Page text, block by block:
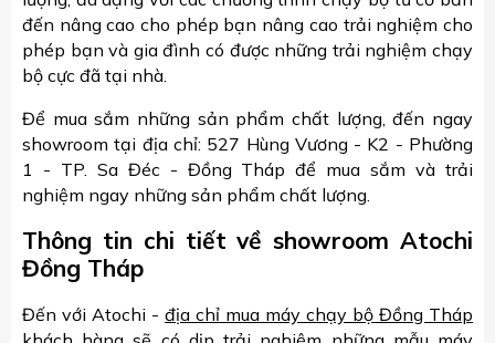
đến nâng cao cho phép bạn nâng cao trải nghiệm cho
phép bạn và gia đình có được những trải nghiệm chạy
bộ cực đã tại nhà.
Để mua sắm những sản phẩm chất lượng, đến ngay
showroom tại địa chỉ: 527 Hùng Vương - K2 - Phường
1 - TP. Sa Đéc - Đồng Tháp để mua sắm và trải
nghiệm ngay những sản phẩm chất lượng.
Thông tin chi tiết về showroom Atochi
Đồng Tháp
Đến với Atochi - địa chỉ mua máy chạy bộ Đồng Tháp